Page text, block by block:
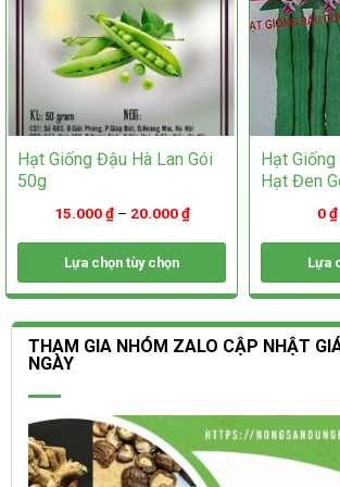
trang
sản
phẩm
Hạt Giống Đậu Hà Lan Gói
50g
15.000₫– 20.000₫
Lựa chọn tùy chọn
Sản
này
có
nhiều
biến
thể.
Các
tùy
chọn
Hạt
Hạt Đen
0₫
Lựa
Sản
này
có
thể.
Các
tùy
THAM GIA NHÓM ZALO CẬP NHẬT
NGÀY